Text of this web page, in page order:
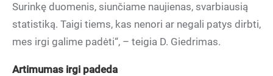
Surinkę duomenis, siunčiame naujienas, svarbiausią
statistiką. Taigi tiems, kas nenori ar negali patys dirbti,
mes irgi galime padėti“, – teigia D. Giedrimas.
Artimumas irgi padeda